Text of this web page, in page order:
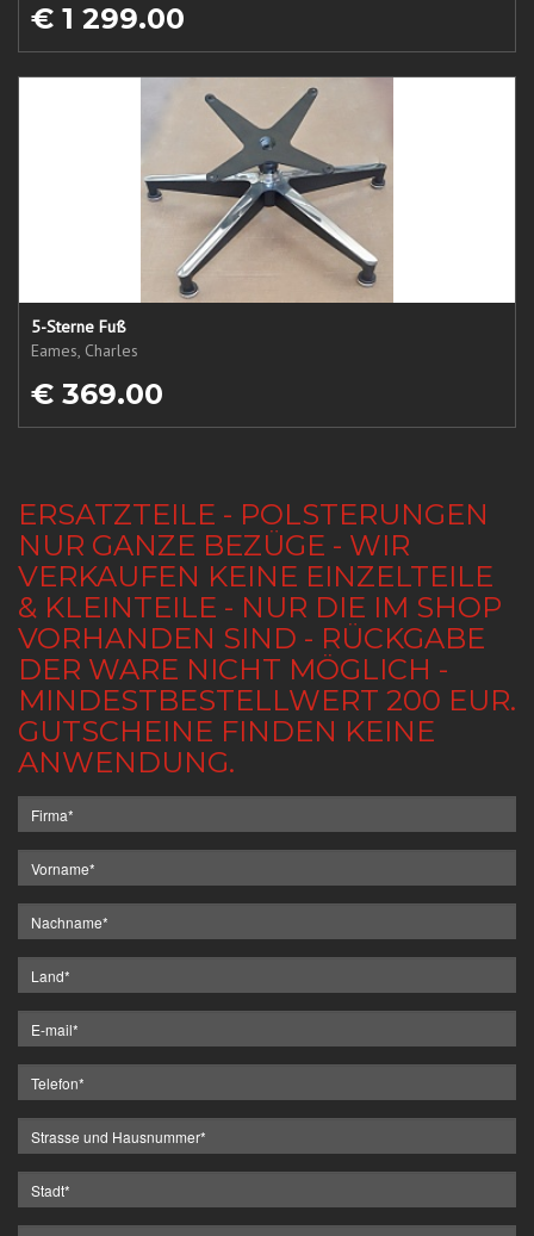
€ 1 299.00
5-Sterne Fuß
Eames, Charles
€ 369.00
ERSATZTEILE - POLSTERUNGEN
NUR GANZE BEZÜGE - WIR
VERKAUFEN KEINE EINZELTEILE
& KLEINTEILE - NUR DIE IM SHOP
VORHANDEN SIND - RÜCKGABE
DER WARE NICHT MÖGLICH -
MINDESTBESTELLWERT 200 EUR.
GUTSCHEINE FINDEN KEINE
ANWENDUNG.